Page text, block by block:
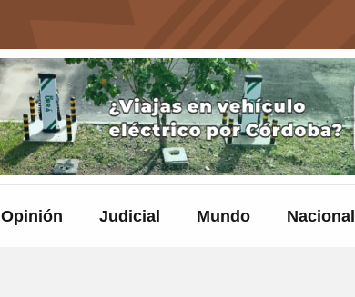
Opinión Judicial Mundo Nacional